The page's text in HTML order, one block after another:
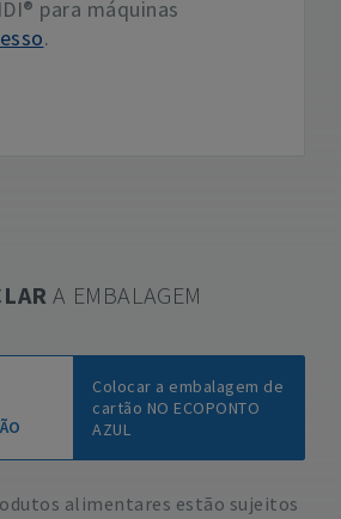
para máquinas
.
A EMBALAGEM
Colocar a embalagem de
cartão NO ECOPONTO
AZUL
alimentares estão sujeitos